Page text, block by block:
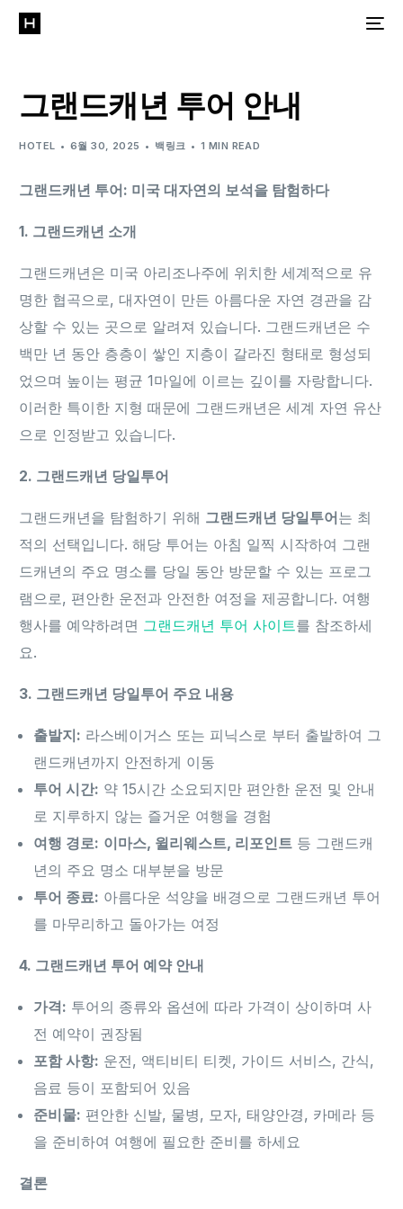
그랜드캐년 투어 안내
HOTEL 6월 30, 2025 백링크 1 MIN READ
그랜드캐년 투어: 미국 대자연의 보석을 탐험하다
1. 그랜드캐년 소개
그랜드캐년은 미국 아리조나주에 위치한 세계적으로 유
명한 협곡으로, 대자연이 만든 아름다운 자연 경관을 감
상할 수 있는 곳으로 알려져 있습니다. 그랜드캐년은 수
백만 년 동안 층층이 쌓인 지층이 갈라진 형태로 형성되
었으며 높이는 평균 1마일에 이르는 깊이를 자랑합니다.
이러한 특이한 지형 때문에 그랜드캐년은 세계 자연 유산
으로 인정받고 있습니다.
2. 그랜드캐년 당일투어
그랜드캐년을 탐험하기 위해 그랜드캐년 당일투어는 최
적의 선택입니다. 해당 투어는 아침 일찍 시작하여 그랜
드캐년의 주요 명소를 당일 동안 방문할 수 있는 프로그
램으로, 편안한 운전과 안전한 여정을 제공합니다. 여행
행사를 예약하려면 그랜드캐년 투어 사이트를 참조하세
요.
3. 그랜드캐년 당일투어 주요 내용
출발지: 라스베이거스 또는 피닉스로 부터 출발하여 그
랜드캐년까지 안전하게 이동
투어 시간: 약 15시간 소요되지만 편안한 운전 및 안내
로 지루하지 않는 즐거운 여행을 경험
여행 경로: 이마스, 윌리웨스트, 리포인트 등 그랜드캐
년의 주요 명소 대부분을 방문
투어 종료: 아름다운 석양을 배경으로 그랜드캐년 투어
를 마무리하고 돌아가는 여정
4. 그랜드캐년 투어 예약 안내
가격: 투어의 종류와 옵션에 따라 가격이 상이하며 사
전 예약이 권장됨
포함 사항: 운전, 액티비티 티켓, 가이드 서비스, 간식,
음료 등이 포함되어 있음
준비물: 편안한 신발, 물병, 모자, 태양안경, 카메라 등
을 준비하여 여행에 필요한 준비를 하세요
결론